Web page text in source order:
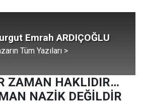
Emrah ARDIÇOĞLU
Tüm Yazıları >
ZAMAN HAKLIDIR…
NAZİK DEĞİLDİR